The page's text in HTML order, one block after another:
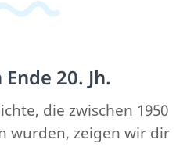
20. Jh.
die zwischen 1950
wurden, zeigen wir dir